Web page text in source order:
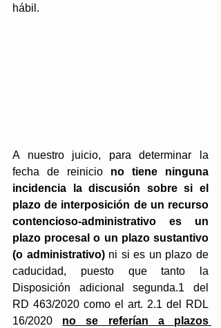
hábil.
A nuestro juicio, para determinar la
fecha de reinicio no tiene ninguna
incidencia la discusión sobre si el
plazo de interposición de un recurso
contencioso-administrativo es un
plazo procesal o un plazo sustantivo
(o administrativo) ni si es un plazo de
caducidad, puesto que tanto la
Disposición adicional segunda.1 del
RD 463/2020 como el art. 2.1 del RDL
16/2020 no se referían a plazos